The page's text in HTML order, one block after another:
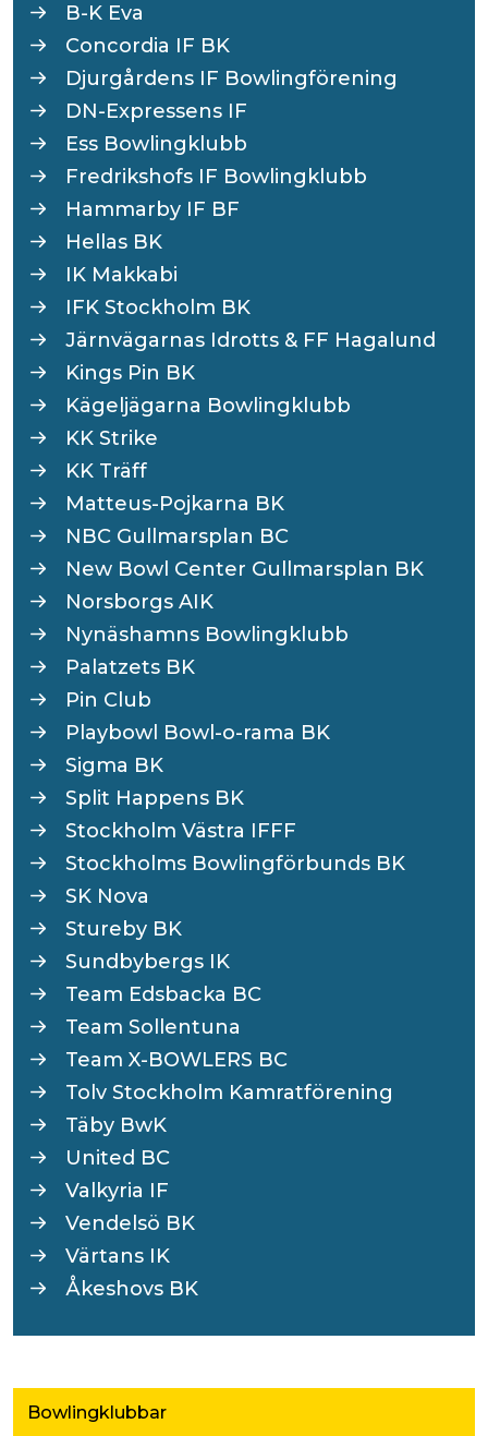
Bowlingklubbar
B-K Eva
Concordia IF BK
Djurgårdens IF Bowlingförening
DN-Expressens IF
Ess Bowlingklubb
Fredrikshofs IF Bowlingklubb
Hammarby IF BF
Hellas BK
IK Makkabi
IFK Stockholm BK
Järnvägarnas Idrotts & FF Hagalund
Kings Pin BK
Kägeljägarna Bowlingklubb
KK Strike
KK Träff
Matteus-Pojkarna BK
NBC Gullmarsplan BC
New Bowl Center Gullmarsplan BK
Norsborgs AIK
Nynäshamns Bowlingklubb
Palatzets BK
Pin Club
Playbowl Bowl-o-rama BK
Sigma BK
Split Happens BK
Stockholm Västra IFFF
Stockholms Bowlingförbunds BK
SK Nova
Stureby BK
Sundbybergs IK
Team Edsbacka BC
Team Sollentuna
Team X-BOWLERS BC
Tolv Stockholm Kamratförening
Täby BwK
United BC
Valkyria IF
Vendelsö BK
Värtans IK
Åkeshovs BK